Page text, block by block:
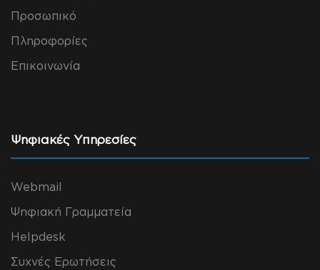
Προσωπικό
Πληροφορίες
Επικοινωνία
Ψηφιακές Υπηρεσίες
Webmail
Ψηφιακή Γραμματεία
Helpdesk
Συχνές Ερωτήσεις